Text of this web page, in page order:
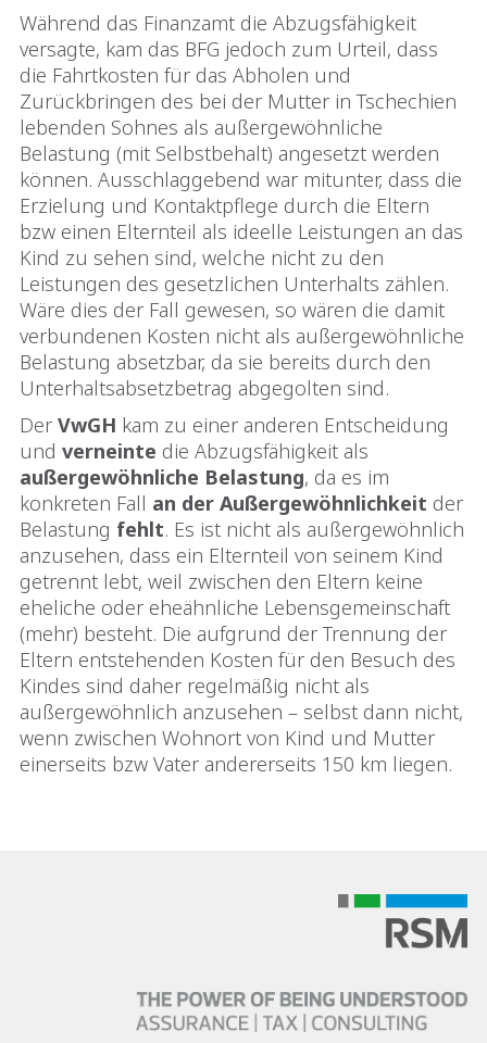
Während das Finanzamt die Abzugsfähigkeit
versagte, kam das BFG jedoch zum Urteil, dass
die Fahrtkosten für das Abholen und
Zurückbringen des bei der Mutter in Tschechien
lebenden Sohnes als außergewöhnliche
Belastung (mit Selbstbehalt) angesetzt werden
können. Ausschlaggebend war mitunter, dass die
Erzielung und Kontaktpflege durch die Eltern
bzw einen Elternteil als ideelle Leistungen an das
Kind zu sehen sind, welche nicht zu den
Leistungen des gesetzlichen Unterhalts zählen.
Wäre dies der Fall gewesen, so wären die damit
verbundenen Kosten nicht als außergewöhnliche
Belastung absetzbar, da sie bereits durch den
Unterhaltsabsetzbetrag abgegolten sind.
Der VwGH kam zu einer anderen Entscheidung
und verneinte die Abzugsfähigkeit als
außergewöhnliche Belastung, da es im
konkreten Fall an der Außergewöhnlichkeit der
Belastung fehlt. Es ist nicht als außergewöhnlich
anzusehen, dass ein Elternteil von seinem Kind
getrennt lebt, weil zwischen den Eltern keine
eheliche oder eheähnliche Lebensgemeinschaft
(mehr) besteht. Die aufgrund der Trennung der
Eltern entstehenden Kosten für den Besuch des
Kindes sind daher regelmäßig nicht als
außergewöhnlich anzusehen – selbst dann nicht,
wenn zwischen Wohnort von Kind und Mutter
einerseits bzw Vater andererseits 150 km liegen.